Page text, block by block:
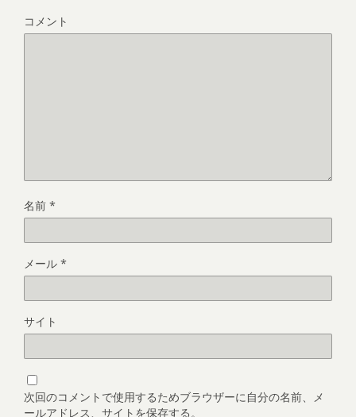
コメント
名前 *
メール *
サイト
次回のコメントで使用するためブラウザーに自分の名前、メ
ールアドレス、サイトを保存する。